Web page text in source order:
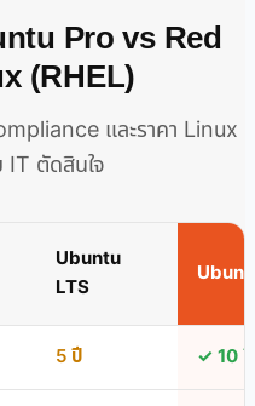
Pro vs Red
(RHEL)
และราคา Linux
ตัดสินใจ
Ubuntu
LTS
5 ปี ✓ 10 ปี